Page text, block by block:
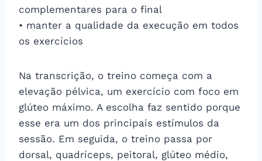
complementares para o final
• manter a qualidade da execução em todos
os exercícios
Na transcrição, o treino começa com a
elevação pélvica, um exercício com foco em
glúteo máximo. A escolha faz sentido porque
esse era um dos principais estímulos da
sessão. Em seguida, o treino passa por
dorsal, quadríceps, peitoral, glúteo médio,